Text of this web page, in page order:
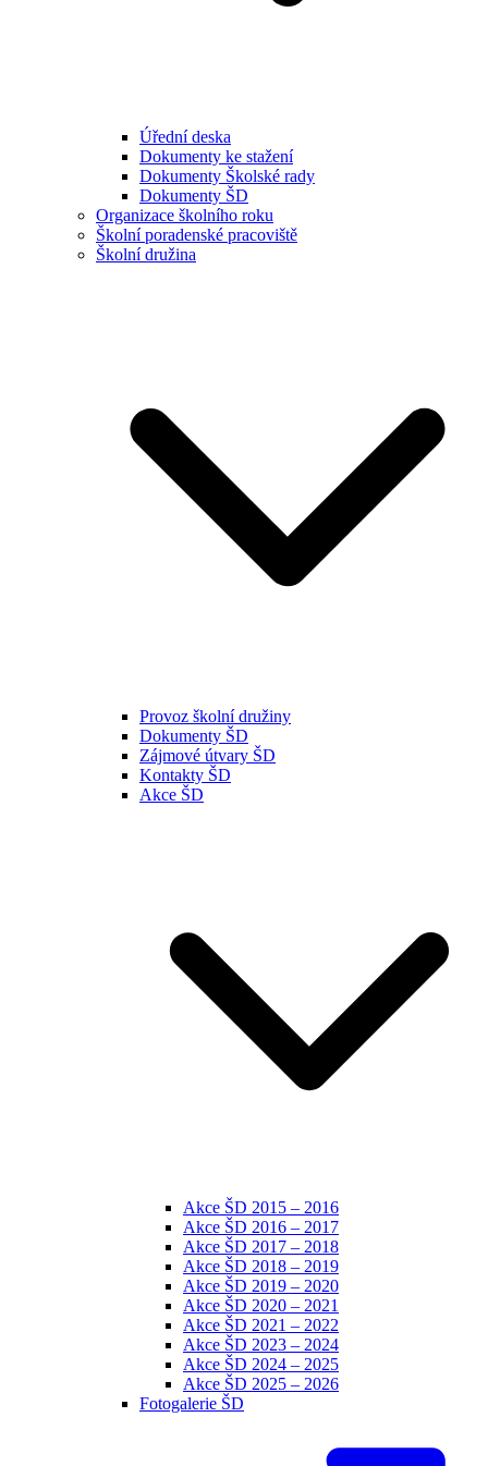
Úřední deska
Dokumenty ke stažení
Dokumenty Školské rady
Dokumenty ŠD
Organizace školního roku
Školní poradenské pracoviště
Školní družina
Provoz školní družiny
Dokumenty ŠD
Zájmové útvary ŠD
Kontakty ŠD
Akce ŠD
Akce ŠD 2015 – 2016
Akce ŠD 2016 – 2017
Akce ŠD 2017 – 2018
Akce ŠD 2018 – 2019
Akce ŠD 2019 – 2020
Akce ŠD 2020 – 2021
Akce ŠD 2021 – 2022
Akce ŠD 2023 – 2024
Akce ŠD 2024 – 2025
Akce ŠD 2025 – 2026
Fotogalerie ŠD